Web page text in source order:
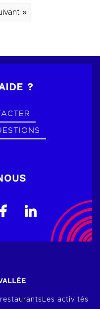
»
?
Les activités